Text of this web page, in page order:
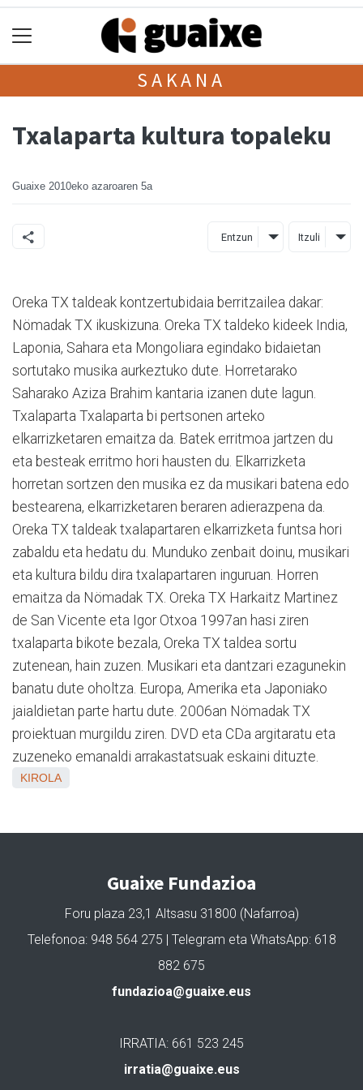
SAKANA
Txalaparta kultura topaleku
Guaixe 2010eko azaroaren 5a
Entzun Itzuli
Oreka TX taldeak kontzertubidaia berritzailea dakar:
Nömadak TX ikuskizuna. Oreka TX taldeko kideek India,
Laponia, Sahara eta Mongoliara egindako bidaietan
sortutako musika aurkeztuko dute. Horretarako
Saharako Aziza Brahim kantaria izanen dute lagun.
Txalaparta Txalaparta bi pertsonen arteko
elkarrizketaren emaitza da. Batek erritmoa jartzen du
eta besteak erritmo hori hausten du. Elkarrizketa
horretan sortzen den musika ez da musikari batena edo
bestearena, elkarrizketaren beraren adierazpena da.
Oreka TX taldeak txalapartaren elkarrizketa funtsa hori
zabaldu eta hedatu du. Munduko zenbait doinu, musikari
eta kultura bildu dira txalapartaren inguruan. Horren
emaitza da Nömadak TX. Oreka TX Harkaitz Martinez
de San Vicente eta Igor Otxoa 1997an hasi ziren
txalaparta bikote bezala, Oreka TX taldea sortu
zutenean, hain zuzen. Musikari eta dantzari ezagunekin
banatu dute oholtza. Europa, Amerika eta Japoniako
jaialdietan parte hartu dute. 2006an Nömadak TX
proiektuan murgildu ziren. DVD eta CDa argitaratu eta
zuzeneko emanaldi arrakastatsuak eskaini dituzte.
KIROLA
Guaixe Fundazioa
Foru plaza 23,1 Altsasu 31800 (Nafarroa)
Telefonoa: 948 564 275 | Telegram eta WhatsApp: 618
882 675
fundazioa@guaixe.eus
IRRATIA: 661 523 245
irratia@guaixe.eus